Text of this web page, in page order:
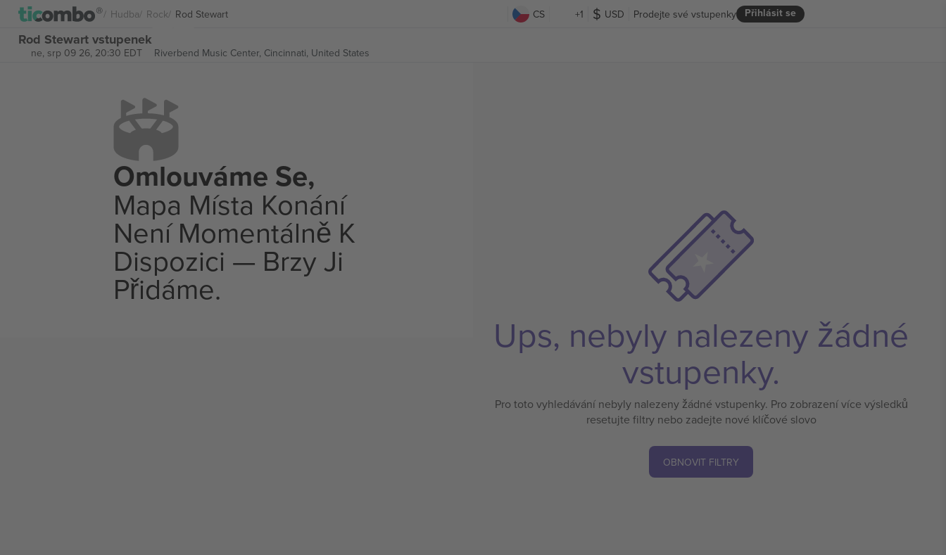
Hudba Rock Rod Stewart CS +1 USD Přihlásit se
Prodejte své vstupenky
Rod Stewart vstupenek
ne, srp 09 26, 20:30 EDT Riverbend Music Center, Cincinnati, United States
Omlouváme Se,
Mapa Místa Konání
Není Momentálně K
Dispozici — Brzy Ji
Přidáme.
Ups, nebyly nalezeny žádné
vstupenky.
Pro toto vyhledávání nebyly nalezeny žádné vstupenky. Pro zobrazení více výsledků
resetujte filtry nebo zadejte nové klíčové slovo
OBNOVIT FILTRY